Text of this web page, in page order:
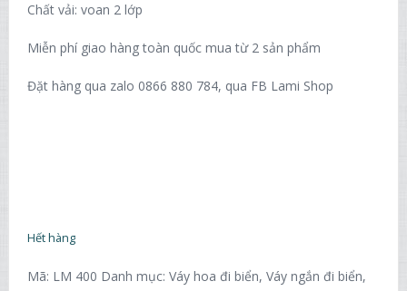
Chất vải: voan 2 lớp
Miễn phí giao hàng toàn quốc mua từ 2 sản phẩm
Đặt hàng qua zalo 0866 880 784, qua FB Lami Shop
Hết hàng
Mã: LM 400 Danh mục: Váy hoa đi biển, Váy ngắn đi biển,